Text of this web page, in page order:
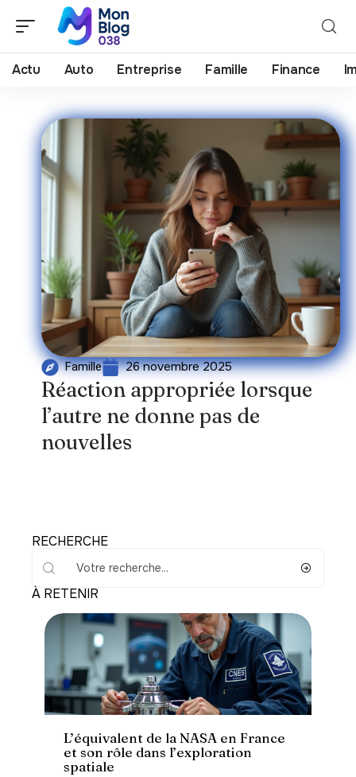
Actu Auto Entreprise Famille Finance
Famille 26 novembre 2025
Réaction appropriée lorsque
l’autre ne donne pas de
nouvelles
RECHERCHE
À RETENIR
Actu
L’équivalent de la NASA en France
et son rôle dans l’exploration
spatiale